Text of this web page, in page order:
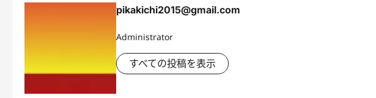
pikakichi2015@gmail.com
Administrator
すべての投稿を表示